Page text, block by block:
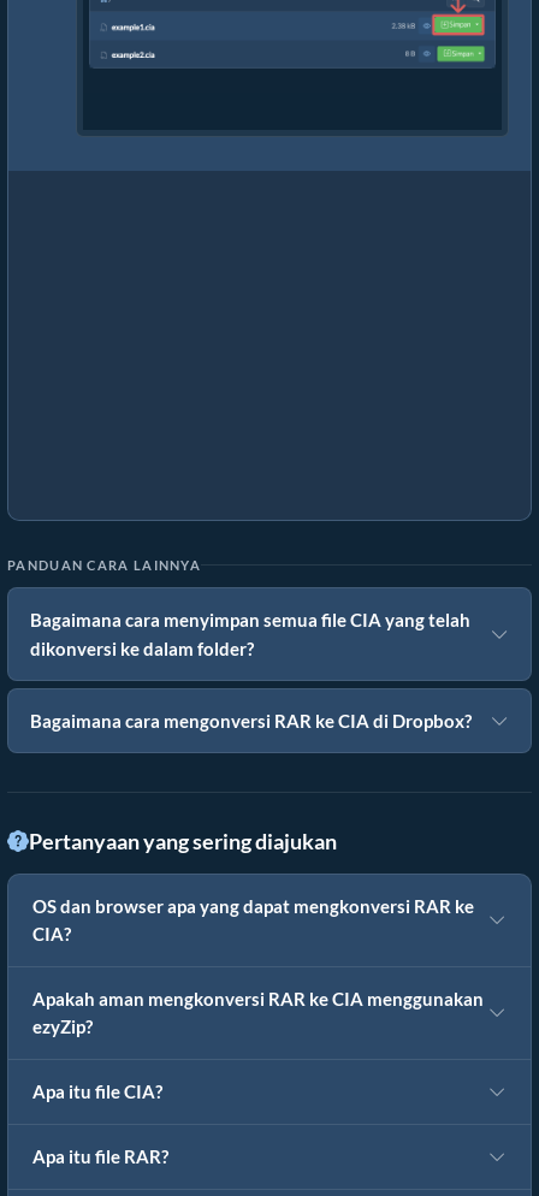
PANDUAN CARA LAINNYA
Bagaimana cara menyimpan semua file CIA yang telah
dikonversi ke dalam folder?
Bagaimana cara mengonversi RAR ke CIA di Dropbox?
Pertanyaan yang sering diajukan
OS dan browser apa yang dapat mengkonversi RAR ke
CIA?
Apakah aman mengkonversi RAR ke CIA menggunakan
ezyZip?
Apa itu file CIA?
Apa itu file RAR?